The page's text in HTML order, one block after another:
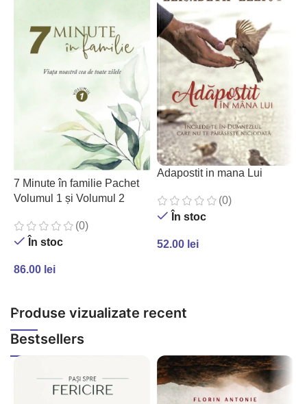
7 Minute în familie Pachet
Volumul 1 și Volumul 2
(0)
În stoc
86.00 lei
Adapostit in mana Lui
(0)
În stoc
52.00 lei
Produse vizualizate recent
Bestsellers